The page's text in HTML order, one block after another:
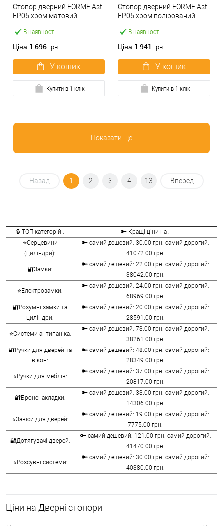
В наявності
Стопор дверний FORME Asti
FP05 хром матовий
Ціна 1 696 грн.
У кошик
Купити в 1 клік
В наявності
Стопор дверний FORME Asti
FP05 хром полірований
Ціна 1 941 грн.
У кошик
Купити в 1 клік
Показати ще
Назад 1 2 3 4 13 Вперед
🔒 ТОП категорій :
🔑 Кращі ціни на :
⭐Серцевини
(циліндри):
🔑 самий дешевий: 30.00 грн. самий дорогий:
41072.00 грн.
🔐Замки:
🔑 самий дешевий: 22.00 грн. самий дорогий:
38042.00 грн.
⭐Електрозамки:
🔑 самий дешевий: 24.00 грн. самий дорогий:
68969.00 грн.
🔐Розумні замки та
циліндри:
🔑 самий дешевий: 20.00 грн. самий дорогий:
28591.00 грн.
⭐Системи антипаніка:
🔑 самий дешевий: 73.00 грн. самий дорогий:
38261.00 грн.
🔐Ручки для дверей та
вікон:
🔑 самий дешевий: 48.00 грн. самий дорогий:
28349.00 грн.
⭐Ручки для меблів:
🔑 самий дешевий: 37.00 грн. самий дорогий:
20817.00 грн.
🔐Броненакладки:
🔑 самий дешевий: 33.00 грн. самий дорогий:
14306.00 грн.
⭐Завіси для дверей:
🔑 самий дешевий: 19.00 грн. самий дорогий:
7775.00 грн.
🔐Дотягувачі дверей:
🔑 самий дешевий: 121.00 грн. самий дорогий:
41470.00 грн.
⭐Розсувні системи:
🔑 самий дешевий: 30.00 грн. самий дорогий:
40380.00 грн.
⭐Сейфи:
Ціни на Дверні стопори